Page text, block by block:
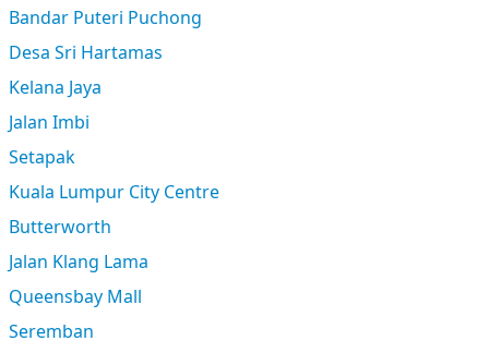
Bandar Puteri Puchong
Desa Sri Hartamas
Kelana Jaya
Jalan Imbi
Setapak
Kuala Lumpur City Centre
Butterworth
Jalan Klang Lama
Queensbay Mall
Seremban